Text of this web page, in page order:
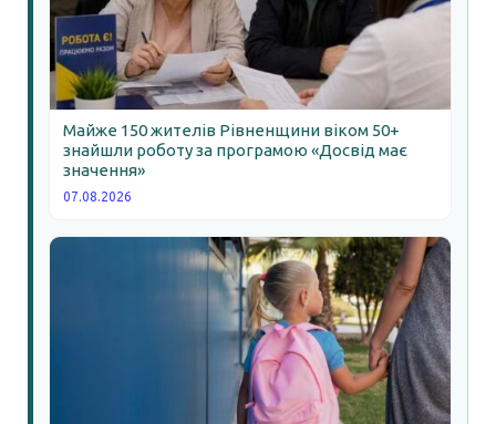
Майже 150 жителів Рівненщини віком 50+
знайшли роботу за програмою «Досвід має
значення»
07.08.2026